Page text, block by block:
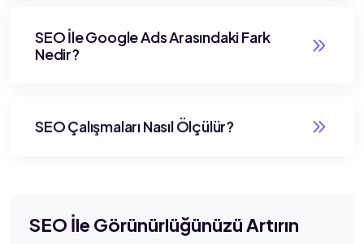
SEO İle Google Ads Arasındaki Fark
Nedir?
SEO Çalışmaları Nasıl Ölçülür?
SEO İle Görünürlüğünüzü Artırın